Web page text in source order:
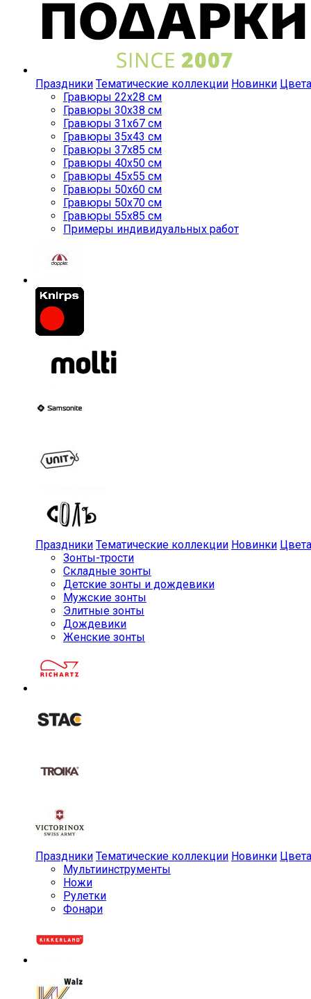
Праздники Тематические коллекции Новинки Цвета
Гравюры 22x28 см
Гравюры 30x38 см
Гравюры 31x67 см
Гравюры 35x43 см
Гравюры 37x85 см
Гравюры 40x50 см
Гравюры 45x55 см
Гравюры 50x60 см
Гравюры 50x70 см
Гравюры 55x85 см
Примеры индивидуальных работ
Праздники Тематические коллекции Новинки Цвета
Зонты-трости
Складные зонты
Детские зонты и дождевики
Мужские зонты
Элитные зонты
Дождевики
Женские зонты
Праздники Тематические коллекции Новинки Цвета
Мульти­инструменты
Ножи
Рулетки
Фонари